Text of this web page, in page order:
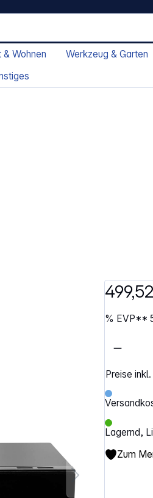
& Wohnen Werkzeug & Garten
% EVP**
Preise
Lagernd,
Zum